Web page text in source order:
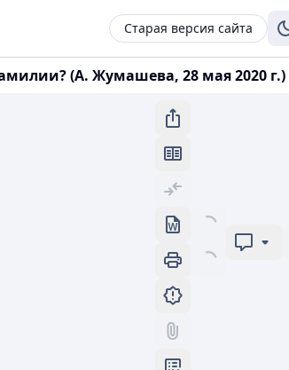
Старая версия сайта
(А. Жумашева, 28 мая 2020 г.)